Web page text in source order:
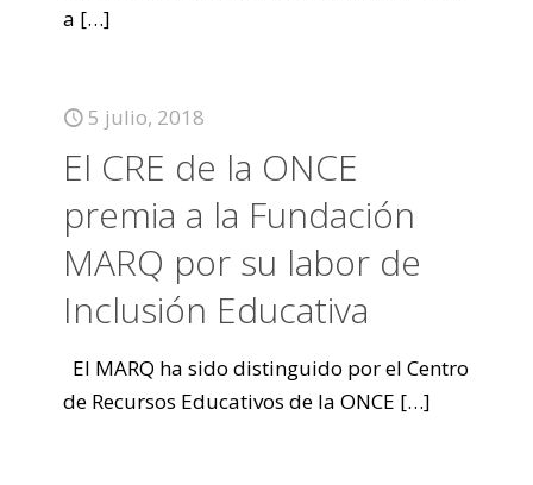
a […]
5 julio, 2018
El CRE de la ONCE
premia a la Fundación
MARQ por su labor de
Inclusión Educativa
El MARQ ha sido distinguido por el Centro
de Recursos Educativos de la ONCE […]